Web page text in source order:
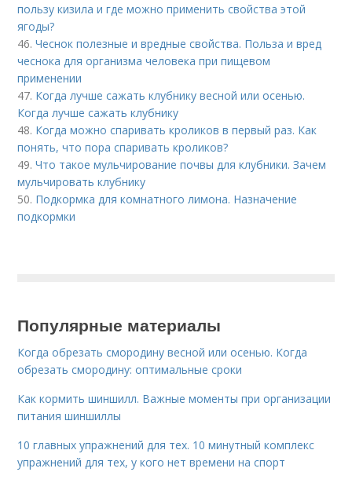
пользу кизила и где можно применить свойства этой
ягоды?
46.Чеснок полезные и вредные свойства. Польза и вред
чеснока для организма человека при пищевом
применении
47. Когда лучше сажать клубнику весной или осенью.
Когда лучше сажать клубнику
48. Когда можно спаривать кроликов в первый раз. Как
понять, что пора спаривать кроликов?
49.Что такое мульчирование почвы для клубники. Зачем
мульчировать клубнику
50. Подкормка для комнатного лимона. Назначение
подкормки
Популярные материалы
Когда обрезать смородину весной или осенью. Когда
обрезать смородину: оптимальные сроки
Как кормить шиншилл. Важные моменты при организации
питания шиншиллы
10 главных упражнений для тех. 10 минутный комплекс
упражнений для тех, у кого нет времени на спорт